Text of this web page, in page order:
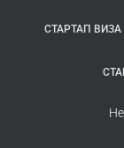
СТАРТАП